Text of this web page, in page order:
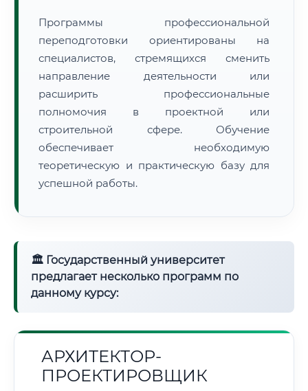
• Маршрут транзита:
• Экспресс-доставка СДЭК / Почтой:
5–7 рабочих дней
📜 Документы и аккредитация ФИС ФРДО
Нажмите на документ для увеличения и просмотра
Программы профессиональной
переподготовки ориентированы на
специалистов, стремящихся сменить
направление деятельности или
расширить профессиональные
полномочия в проектной или
строительной сфере. Обучение
обеспечивает необходимую
теоретическую и практическую базу для
успешной работы.
🏛 Государственный университет
предлагает несколько программ по
данному курсу:
АРХИТЕКТОР-
ПРОЕКТИРОВЩИК